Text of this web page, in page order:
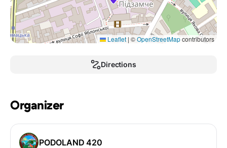
Leaflet | ©OpenStreetMapcontributors
Directions
Organizer
PODOLAND 420